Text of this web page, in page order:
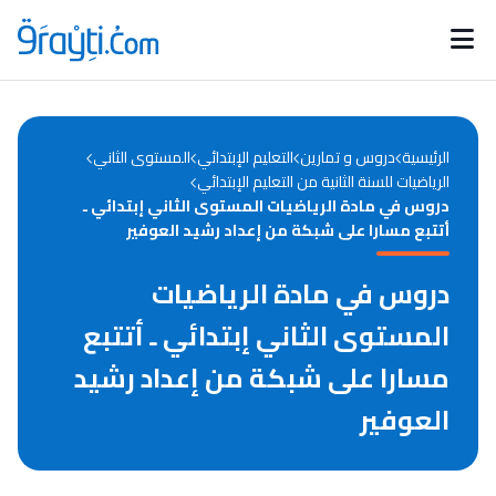
Catégories
d'actualités
Annonces bourses
الرئيسية دروس و تمارين التعليم الإبتدائي المستوى الثاني
الرياضيات للسنة الثانية من التعليم الإبتدائي
دروس في مادة الرياضيات المستوى الثاني إبتدائي ـ
أتتبع مسارا على شبكة من إعداد رشيد العوفير
دروس في مادة الرياضيات
المستوى الثاني إبتدائي ـ أتتبع
مسارا على شبكة من إعداد رشيد
العوفير